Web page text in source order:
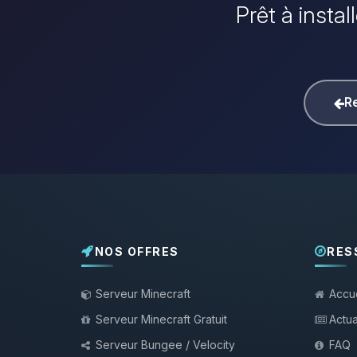
Prêt à
NOS OFFRES
Serveur Minecraft
Serveur Minecraft Gratuit
Serveur Bungee / Velocity
FAQ